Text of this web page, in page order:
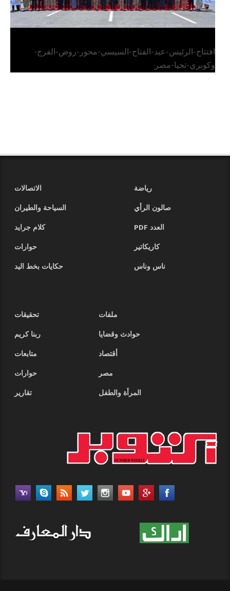
افتتاح-الرئيس-عبد-الفتاح-السيسي-محور-روض-الفرج-
وكوبري-تحيا-مصر
رياضة
الاتصالات
صالون الرأي
السياحة والطيران
العدد PDF
كلام جرايد
كاريكاتير
حوارات
ناس وناس
حكايات بخط اليد
ملفات
تحقيقات
حوادث وقضايا
ربنا كريم
أقتصاد
متابعات
مصر
حوارات
المرأة والطفل
تقارير